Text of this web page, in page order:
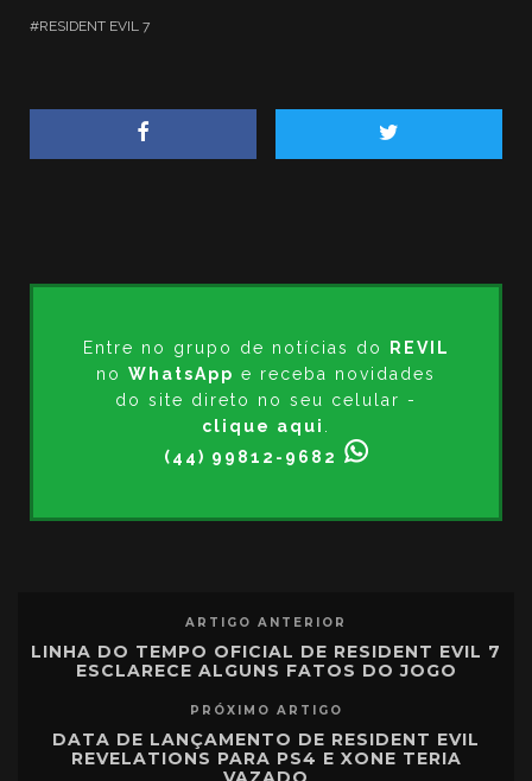
RESIDENT EVIL 7
Entre no grupo de notícias do
REVIL
no WhatsApp e receba novidades
do site direto no seu celular -
clique aqui
(44) 99812-9682
ARTIGO ANTERIOR
LINHA DO TEMPO OFICIAL DE RESIDENT EVIL 7
ESCLARECE ALGUNS FATOS DO JOGO
PRÓXIMO ARTIGO
DATA DE LANÇAMENTO DE RESIDENT EVIL
REVELATIONS PARA PS4 E XONE TERIA